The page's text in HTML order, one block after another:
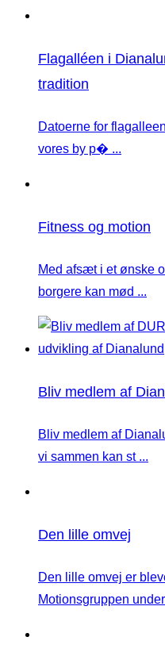
Flagalléen i
tradition
Datoerne for
vores by p� ...
Fitness og motion
Med afsæt i et ønske
borgere kan mød ...
Bliv medlem af
Bliv medlem af
vi sammen kan st ...
Den lille omvej
Den lille omvej er
Motionsgruppen